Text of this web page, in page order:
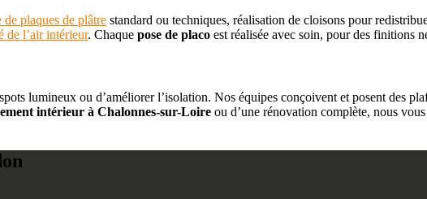
de plaques de plâtre standard ou techniques, réalisation de cloisons pour
de l’air intérieur. Chaque pose de placo est réalisée avec soin, pour des finitions
lumineux ou d’améliorer l’isolation. Nos équipes conçoivent et posent des
intérieur à Chalonnes-sur-Loire ou d’une rénovation complète, nous